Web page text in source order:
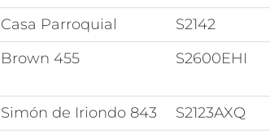
Casa Parroquial S2142
Brown 455 S2600EHI
Simón de Iriondo 843 S2123AXQ